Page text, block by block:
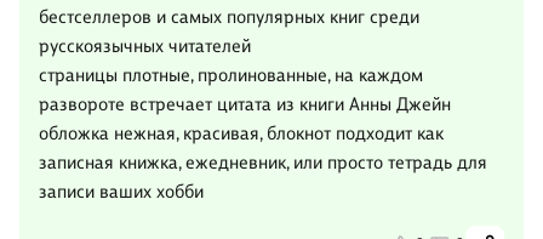
бестселлеров и самых популярных книг среди
русскоязычных читателей
страницы плотные, пролинованные, на каждом
развороте встречает цитата из книги Анны Джейн
обложка нежная, красивая, блокнот подходит как
записная книжка, ежедневник, или просто тетрадь для
записи ваших хобби